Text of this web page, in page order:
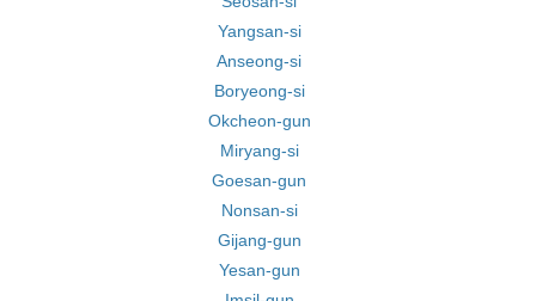
Yangsan-si
Anseong-si
Boryeong-si
Okcheon-gun
Miryang-si
Goesan-gun
Nonsan-si
Gijang-gun
Yesan-gun